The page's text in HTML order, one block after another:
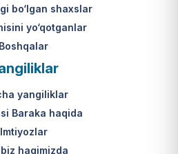
bo‘lgan shaxslar
yo‘qotganlar
Boshqalar
yangiliklar
Baraka haqida
Imtiyozlar
biz haqimizda